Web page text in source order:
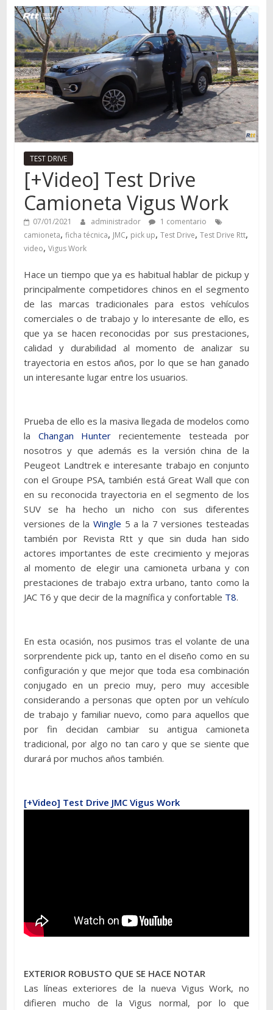
Autos,
camiones,
motos,
información
del
mundo
del
transporte
TEST DRIVE
[+Video] Test Drive
Camioneta Vigus Work
07/01/2021 administrador
1 comentario
camioneta, ficha técnica, JMC, pick up, Test Drive, Test Drive Rtt,
video, Vigus Work
Hace un tiempo que ya es habitual hablar de pickup y
principalmente competidores chinos en el segmento
de las marcas tradicionales para estos vehículos
comerciales o de trabajo y lo interesante de ello, es
que ya se hacen reconocidas por sus prestaciones,
calidad y durabilidad al momento de analizar su
trayectoria en estos años, por lo que se han ganado
un interesante lugar entre los usuarios.
Prueba de ello es la masiva llegada de modelos como
la Changan Hunter recientemente testeada por
nosotros y que además es la versión china de la
Peugeot Landtrek e interesante trabajo en conjunto
con el Groupe PSA, también está Great Wall que con
en su reconocida trayectoria en el segmento de los
SUV se ha hecho un nicho con sus diferentes
versiones de la Wingle 5 a la 7 versiones testeadas
también por Revista Rtt y que sin duda han sido
actores importantes de este crecimiento y mejoras
al momento de elegir una camioneta urbana y con
prestaciones de trabajo extra urbano, tanto como la
JAC T6 y que decir de la magnífica y confortable T8.
En esta ocasión, nos pusimos tras el volante de una
sorprendente pick up, tanto en el diseño como en su
configuración y que mejor que toda esa combinación
conjugado en un precio muy, pero muy accesible
considerando a personas que opten por un vehículo
de trabajo y familiar nuevo, como para aquellos que
por fin decidan cambiar su antigua camioneta
tradicional, por algo no tan caro y que se siente que
durará por muchos años también.
[+Video] Test Drive JMC Vigus Work
EXTERIOR ROBUSTO QUE SE HACE NOTAR
Las líneas exteriores de la nueva Vigus Work, no
difieren mucho de la Vigus normal, por lo que